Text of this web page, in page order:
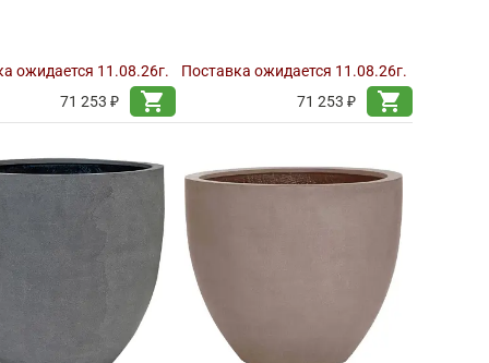
ожидается 11.08.26г.
71 253 ₽
shopping_cart
Поставка ожидается 11.08.26г.
71 253 ₽
shopping_cart